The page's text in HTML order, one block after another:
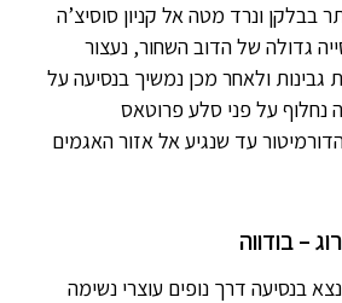
בבלקן ונרד מטה אל קניון סוסיצ’ה
גדולה של הדוב השחור, נעצור
גבינות ולאחר מכן נמשיך בנסיעה על
על פני סלע פרוטאס
עד שנגיע אל אזור האגמים
בנסיעה דרך נופים עוצרי נשימה